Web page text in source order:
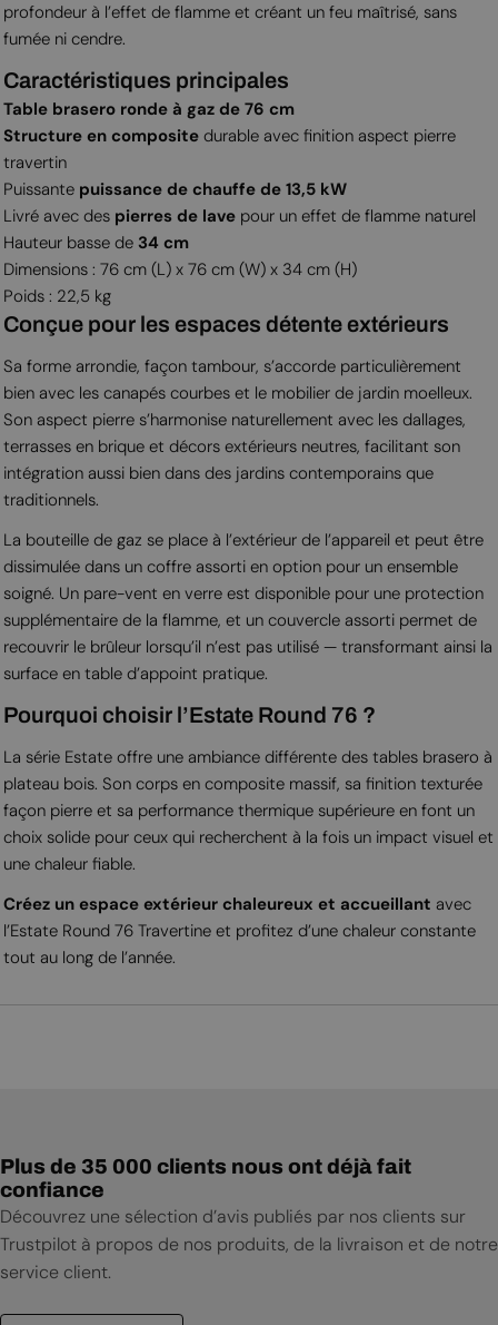
profondeur à l’effet de flamme et créant un feu maîtrisé, sans
fumée ni cendre.
Caractéristiques principales
Table brasero ronde à gaz de 76 cm
Structure en compositedurable avec finition aspect pierre
travertin
Puissante puissance de chauffe de 13,5 kW
Livré avec des pierres de lavepour un effet de flamme naturel
Hauteur basse de 34 cm
Dimensions : 76 cm (L) x 76 cm (W) x 34 cm (H)
Poids : 22,5 kg
Conçue pour les espaces détente extérieurs
Sa forme arrondie, façon tambour, s’accorde particulièrement
bien avec les canapés courbes et le mobilier de jardin moelleux.
Son aspect pierre s’harmonise naturellement avec les dallages,
terrasses en brique et décors extérieurs neutres, facilitant son
intégration aussi bien dans des jardins contemporains que
traditionnels.
La bouteille de gaz se place à l’extérieur de l’appareil et peut être
dissimulée dans un coffre assorti en option pour un ensemble
soigné. Un pare-vent en verre est disponible pour une protection
supplémentaire de la flamme, et un couvercle assorti permet de
recouvrir le brûleur lorsqu’il n’est pas utilisé — transformant ainsi la
surface en table d’appoint pratique.
Pourquoi choisir l’Estate Round 76 ?
La série Estate offre une ambiance différente des tables brasero à
plateau bois. Son corps en composite massif, sa finition texturée
façon pierre et sa performance thermique supérieure en font un
choix solide pour ceux qui recherchent à la fois un impact visuel et
une chaleur fiable.
Créez un espace extérieur chaleureux et accueillant avec
l’Estate Round 76 Travertine et profitez d’une chaleur constante
tout au long de l’année.
Plus de 35 000 clients nous ont déjà fait
confiance
Découvrez une sélection d’avis publiés par nos clients sur
Trustpilot à propos de nos produits, de la livraison et de notre
service client.